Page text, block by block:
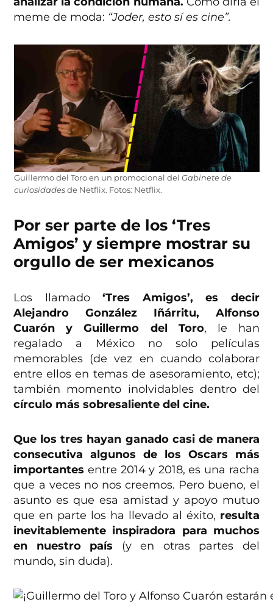
meme de moda: “Joder, esto sí es cine”.
Guillermo del Toro en un promocional del Gabinete de
curiosidadesde Netflix. Fotos: Netflix.
Por ser parte de los ‘Tres
Amigos’ y siempre mostrar su
orgullo de ser mexicanos
Los llamado‘Tres Amigos’, es decir
Alejandro González Iñárritu, Alfonso
Cuarón y Guillermo del Toro, le han
regalado a México no solo películas
memorables (de vez en cuando colaborar
entre ellos en temas de asesoramiento, etc);
también momento inolvidables dentro del
círculo más sobresaliente del cine.
Que los tres hayan ganado casi de manera
consecutiva algunos de los Oscars más
importantesentre 2014 y 2018, es una racha
que a veces no nos creemos. Pero bueno, el
asunto es que esa amistad y apoyo mutuo
que en parte los ha llevado al éxito, resulta
inevitablemente inspiradora para muchos
en nuestro país (y en otras partes del
mundo, sin duda).